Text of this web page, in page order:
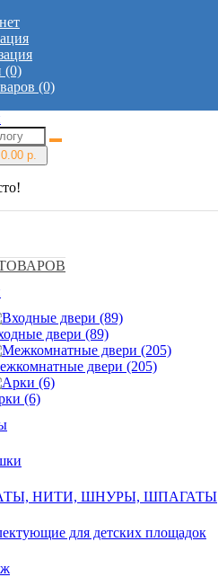
(0)
(0)
р.
двери (89)
двери (205)
(6)
НИТИ, ШНУРЫ, ШПАГАТЫ
для детских площадок